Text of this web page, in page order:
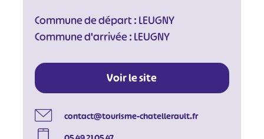
Commune de départ : LEUGNY
Commune d'arrivée : LEUGNY
Voir le site
contact@tourisme-chatellerault.fr